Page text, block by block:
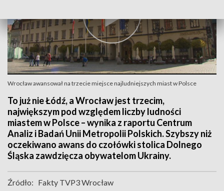
Wrocław awansował na trzecie miejsce najludniejszych miast w Polsce
To już nie Łódź, a Wrocław jest trzecim,
największym pod względem liczby ludności
miastem w Polsce – wynika z raportu Centrum
Analiz i Badań Unii Metropolii Polskich. Szybszy niż
oczekiwano awans do czołówki stolica Dolnego
Śląska zawdzięcza obywatelom Ukrainy.
Źródło: Fakty TVP3 Wrocław